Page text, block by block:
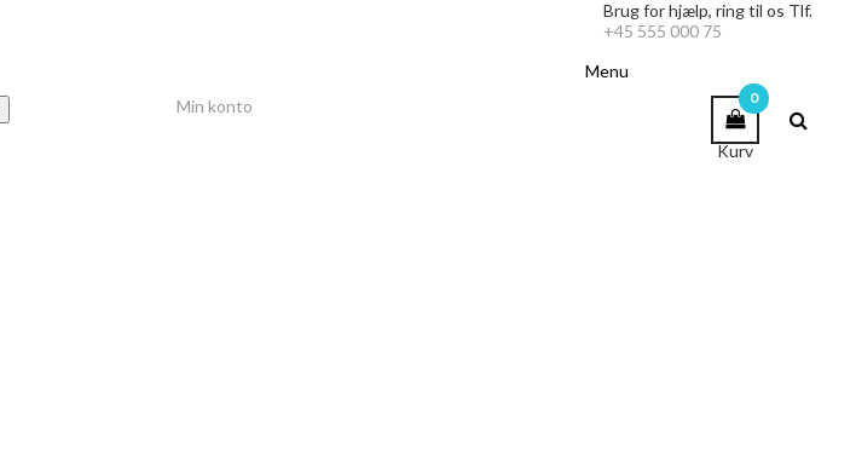
Brug for hjælp, ring til os Tlf.
+45 555 000 75
0
Kurv
Min konto
Menu